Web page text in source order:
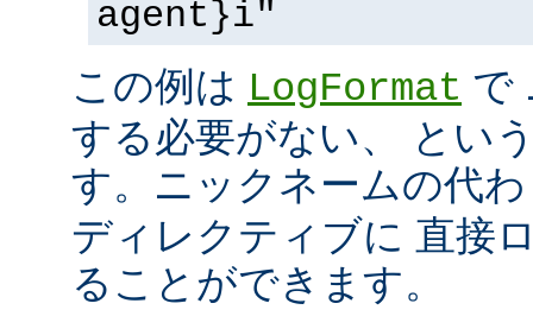
agent}i"
この例は LogFormat で
する必要がない、 とい
す。ニックネームの代
ディレクティブに 直接
ることができます。